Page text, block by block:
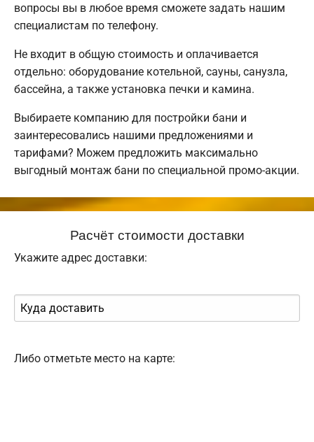
вопросы вы в любое время сможете задать нашим
специалистам по телефону.
Не входит в общую стоимость и оплачивается
отдельно: оборудование котельной, сауны, санузла,
бассейна, а также установка печки и камина.
Выбираете компанию для постройки бани и
заинтересовались нашими предложениями и
тарифами? Можем предложить максимально
выгодный монтаж бани по специальной промо-акции.
Расчёт стоимости доставки
Укажите адрес доставки:
Либо отметьте место на карте: